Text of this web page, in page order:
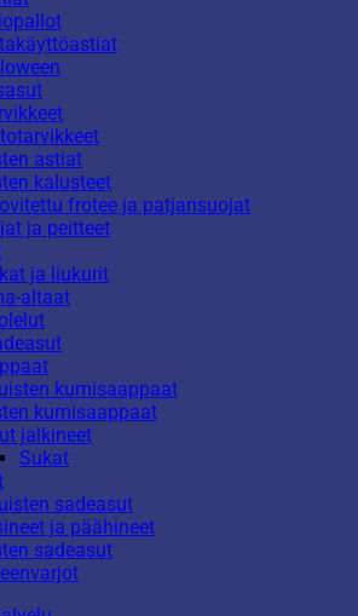
astiat
kalusteet
frotee ja patjansuojat
ja peitteet
ja liukurit
altaat
kumisaappaat
kumisaappaat
jalkineet
Sukat
sadeasut
ja päähineet
sadeasut